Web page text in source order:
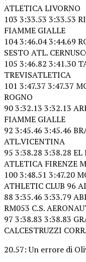
ATLETICA LIVORNO
103 3:33.53 3:33.53
FIAMME GIALLE
104 3:46.04 3:44.69
SESTO ATL.
105 3:46.82 3:41.30
TREVISATLETICA
101 3:47.37 3:47.37
ROGNO
90 3:32.13 3:32.13
FIAMME GIALLE
92 3:45.46 3:45.46
ATL.VICENTINA
95 3:38.28 3:38.28 EL
ATLETICA FIRENZE
100 3:48.51 3:47.20
ATHLETIC CLUB 96
88 3:35.46 3:33.79
RM053 C.S.
97 3:38.83 3:38.83
CALCESTRUZZI
20.57: Un errore di